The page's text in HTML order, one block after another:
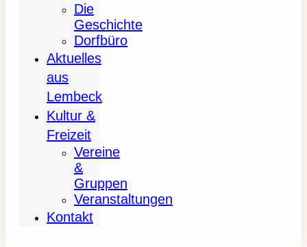
Die
Geschichte
Dorfbüro
Aktuelles
aus
Lembeck
Kultur &
Freizeit
Vereine
&
Gruppen
Veranstaltungen
Kontakt